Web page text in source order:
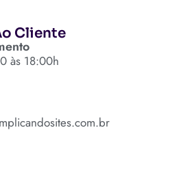
Cliente
às 18:00h